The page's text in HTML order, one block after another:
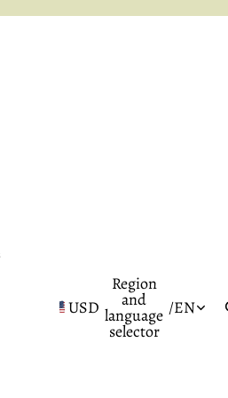
USD
Region
and
language
selector
/EN